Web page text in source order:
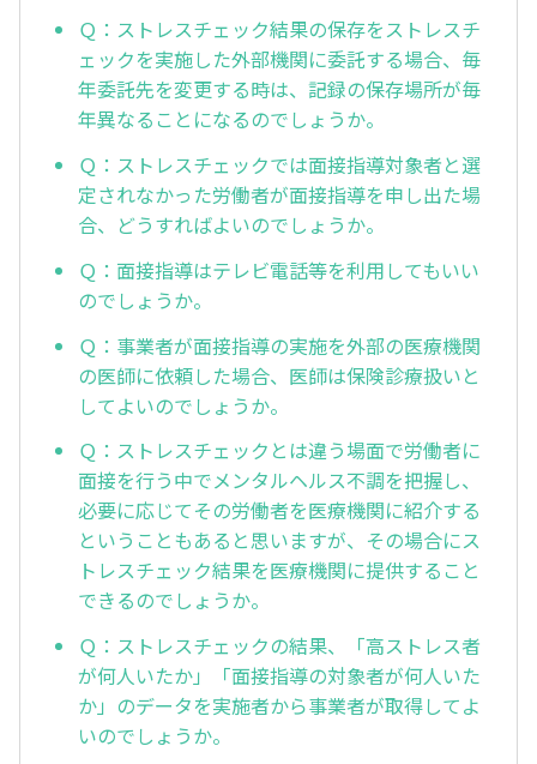
Ｑ：ストレスチェック結果の保存をストレスチ
ェックを実施した外部機関に委託する場合、毎
年委託先を変更する時は、記録の保存場所が毎
年異なることになるのでしょうか。
Ｑ：ストレスチェックでは面接指導対象者と選
定されなかった労働者が面接指導を申し出た場
合、どうすればよいのでしょうか。
Ｑ：面接指導はテレビ電話等を利用してもいい
のでしょうか。
Ｑ：事業者が面接指導の実施を外部の医療機関
の医師に依頼した場合、医師は保険診療扱いと
してよいのでしょうか。
Ｑ：ストレスチェックとは違う場面で労働者に
面接を行う中でメンタルヘルス不調を把握し、
必要に応じてその労働者を医療機関に紹介する
ということもあると思いますが、その場合にス
トレスチェック結果を医療機関に提供すること
できるのでしょうか。
Ｑ：ストレスチェックの結果、「高ストレス者
が何人いたか」「面接指導の対象者が何人いた
か」のデータを実施者から事業者が取得してよ
いのでしょうか。